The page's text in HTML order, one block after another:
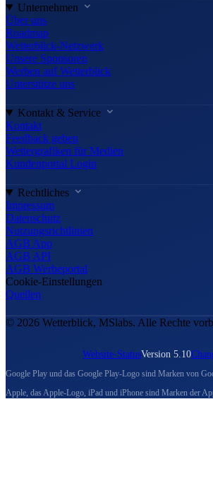
Unternehmen
Über uns
Roadmap
Wetterblick-Netzwerk
Unsere Sponsoren
Werben auf Wetterblick
Unterstütze uns
Kontakt & Service
Kontakt
Feedback geben
Wettergrafiken für Medien
Kundenportal Login
Rechtliches
Impressum
Datenschutz
Nutzungsrichtlinien
AGB App
AGB API
AGB Werbeportal
Cookie-Einstellungen
Quellen
© 2026 Wetterblick, MSlabs. Alle Rechte
Website-StatusVersion 5.10
Google Play und das Google Play-Logo sind Marken von
Apple, das Apple-Logo, iPad und iPhone sind Marken der